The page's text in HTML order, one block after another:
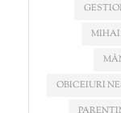
MIHAI
OBICEIURI